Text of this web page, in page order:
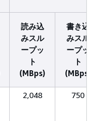
読み込
みスル
ープッ
ト
(MBps)
書き込
みスル
ープッ
ト
(MBps)
2,048 750